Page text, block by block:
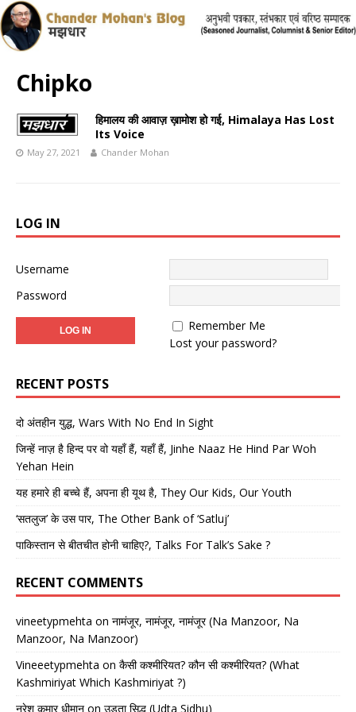
Chipko
हिमालय की आवाज़ ख़ामोश हो गई, Himalaya Has Lost
Its Voice
May 27, 2021 Chander Mohan
LOG IN
Username
Password
Remember Me
Lost your password?
RECENT POSTS
दो अंतहीन युद्ध, Wars With No End In Sight
जिन्हें नाज़ है हिन्द पर वो यहाँ हैं, यहाँ हैं, Jinhe Naaz He Hind Par Woh
Yehan Hein
यह हमारे ही बच्चे हैं, अपना ही यूथ है, They Our Kids, Our Youth
‘सतलुज’ के उस पार, The Other Bank of ‘Satluj’
पाकिस्तान से बीतचीत होनी चाहिए?, Talks For Talk’s Sake ?
RECENT COMMENTS
vineetypmehta on नामंजूर, नामंजूर, नामंजूर (Na Manzoor, Na
Manzoor, Na Manzoor)
Vineeetypmehta on कैसी कश्मीरियत? कौन सी कश्मीरियत? (What
Kashmiriyat Which Kashmiriyat ?)
नरेश कुमार धीमान on उड़ता सिद्धू (Udta Sidhu)